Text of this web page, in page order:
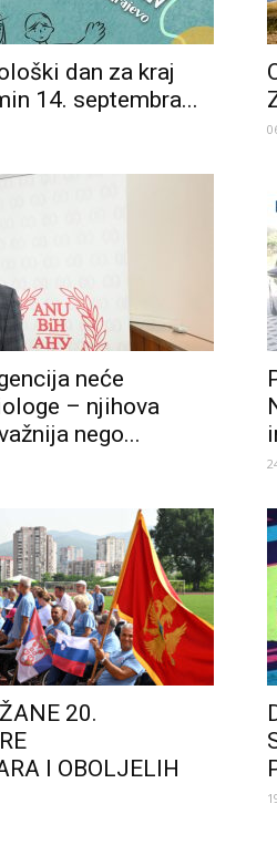
dan za kraj
14. septembra...
neće
– njihova
nego...
20.
I OBOLJELIH